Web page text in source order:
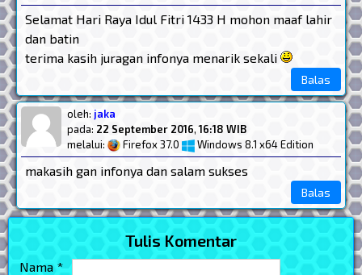
Selamat Hari Raya Idul Fitri 1433 H mohon maaf lahir
dan batin
terima kasih juragan infonya menarik sekali
Balas
oleh: jaka
pada: 22 September 2016,16:18 WIB
melalui:
Firefox 37.0 Windows 8.1 x64 Edition
makasih gan infonya dan salam sukses
Balas
Tulis Komentar
Nama *